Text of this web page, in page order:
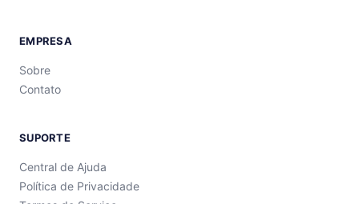
EMPRESA
Sobre
Contato
SUPORTE
Central de Ajuda
Política de Privacidade